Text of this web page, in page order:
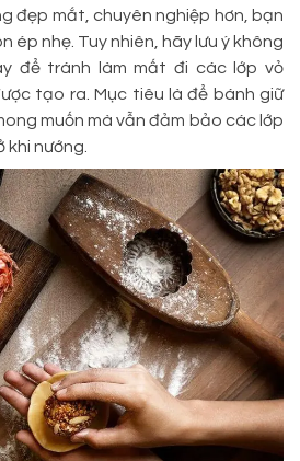
đẹp mắt, chuyên nghiệp hơn, bạn
ép nhẹ. Tuy nhiên, hãy lưu ý không
để tránh làm mất đi các lớp vỏ
tạo ra. Mục tiêu là để bánh giữ
muốn mà vẫn đảm bảo các lớp
khi nướng.